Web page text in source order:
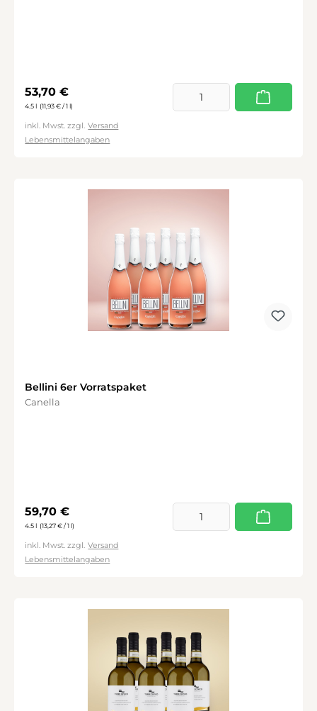
Regulärer Preis:
53,70 €
4.5 l (11,93 € / 1 l)
inkl. Mwst. zzgl. Versand
Lebensmittelangaben
Bellini 6er Vorratspaket
Canella
Regulärer Preis:
59,70 €
4.5 l (13,27 € / 1 l)
inkl. Mwst. zzgl. Versand
Lebensmittelangaben